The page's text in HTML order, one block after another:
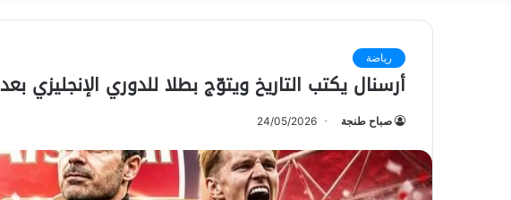
رياضة
أرسنال يكتب التاريخ ويتوّج بطلا للدوري الإنجليزي بعد 22 عاما من الانتظار
صباح طنجة 24/05/2026